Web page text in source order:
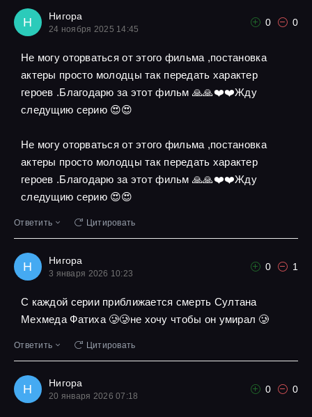
Н Нигора
24 ноября 2025 14:45
0 0
Не могу оторваться от этого фильма ,постановка
актеры просто молодцы так передать характер
героев .Благодарю за этот фильм 🙏🙏❤️❤️Жду
следущию серию 😍😍
Не могу оторваться от этого фильма ,постановка
актеры просто молодцы так передать характер
героев .Благодарю за этот фильм 🙏🙏❤️❤️Жду
следущию серию 😍😍
Ответить Цитировать
Н Нигора
3 января 2026 10:23
0 1
С каждой серии приближается смерть Султана
Мехмеда Фатиха 🥲🥲не хочу чтобы он умирал 🥲
Ответить Цитировать
Н Нигора
20 января 2026 07:18
0 0